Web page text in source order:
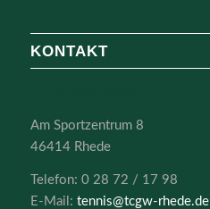
KONTAKT
Am Sportzentrum 8
46414 Rhede
Telefon: 0 28 72 / 17 98
E-Mail: tennis@tcgw-rhede.de